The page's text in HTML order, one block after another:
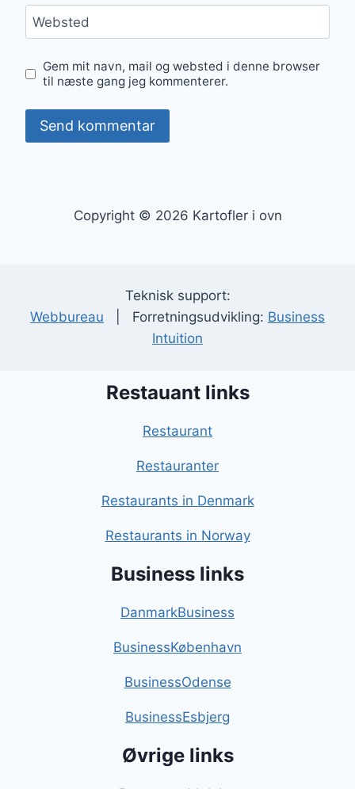
Websted
Gem mit navn, mail og websted i denne browser
til næste gang jeg kommenterer.
Copyright © 2026 Kartofler i ovn
Teknisk support:
Webbureau | Forretningsudvikling: Business
Intuition
Restauant links
Restaurant
Restauranter
Restaurants in Denmark
Restaurants in Norway
Business links
DanmarkBusiness
BusinessKøbenhavn
BusinessOdense
BusinessEsbjerg
Øvrige links